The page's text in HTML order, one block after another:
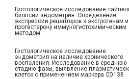
Гистологическое исследование
биопсии эндометрия. Определение
экспрессии рецепторов к экстрогенам и
прогестерону иммуногистохимическим
методом
Гистологическое исследование
эндометрия на наличие хронического
воспаления. Исследование в среднюю
стадию фазы, выявление
клеток с применением маркера CD138